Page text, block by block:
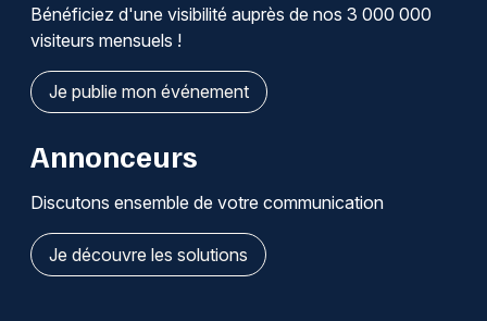
Bénéficiez d'une visibilité auprès de nos 3 000 000
visiteurs mensuels !
Je publie mon événement
Annonceurs
Discutons ensemble de votre communication
Je découvre les solutions